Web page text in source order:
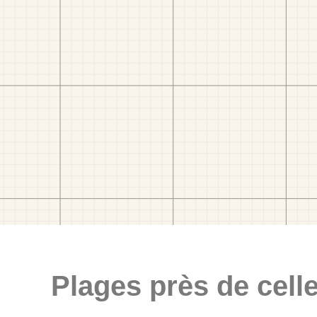
Plages près de